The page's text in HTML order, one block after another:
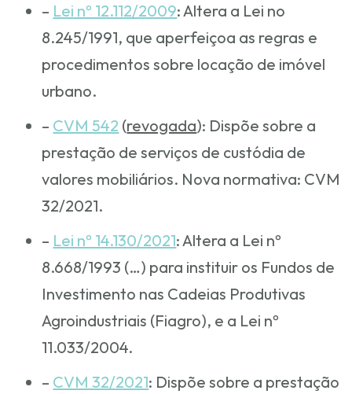
– Lei nº 12.112/2009: Altera a Lei no
8.245/1991, que aperfeiçoa as regras e
procedimentos sobre locação de imóvel
urbano.
– CVM 542 (revogada): Dispõe sobre a
prestação de serviços de custódia de
valores mobiliários. Nova normativa: CVM
32/2021.
– Lei nº 14.130/2021: Altera a Lei nº
8.668/1993 (…) para instituir os Fundos de
Investimento nas Cadeias Produtivas
Agroindustriais (Fiagro), e a Lei nº
11.033/2004.
– CVM 32/2021: Dispõe sobre a prestação